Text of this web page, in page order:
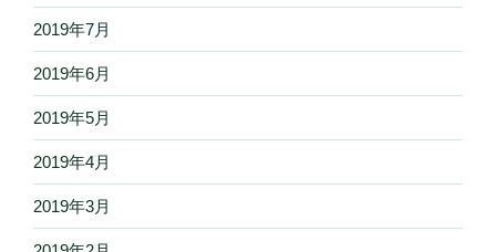
2019年7月
2019年6月
2019年5月
2019年4月
2019年3月